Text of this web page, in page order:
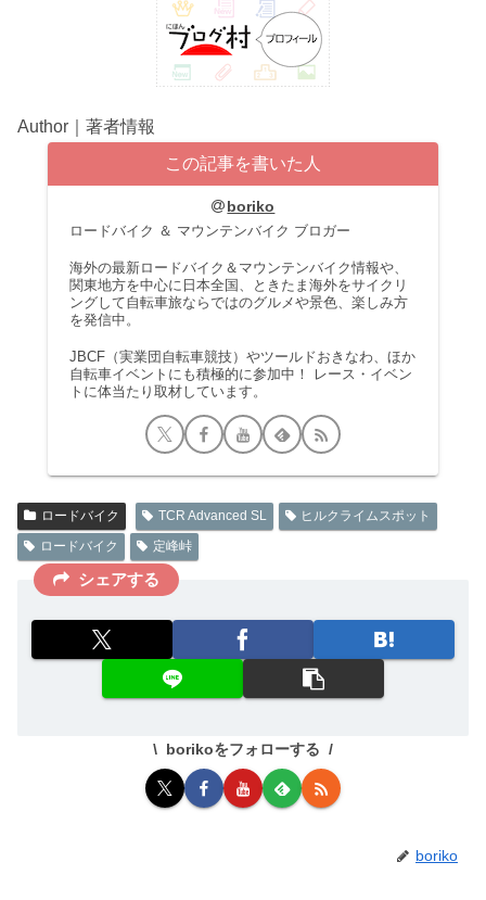
Author｜著者情報
この記事を書いた人
boriko
ロードバイク ＆ マウンテンバイク ブロガー
海外の最新ロードバイク＆マウンテンバイク情報や、
関東地方を中心に日本全国、ときたま海外をサイクリ
ングして自転車旅ならではのグルメや景色、楽しみ方
を発信中。
JBCF（実業団自転車競技）やツールドおきなわ、ほか
自転車イベントにも積極的に参加中！ レース・イベン
トに体当たり取材しています。
ロードバイク TCR Advanced SL
ヒルクライムスポット
ロードバイク
定峰峠
シェアする
borikoをフォローする
boriko